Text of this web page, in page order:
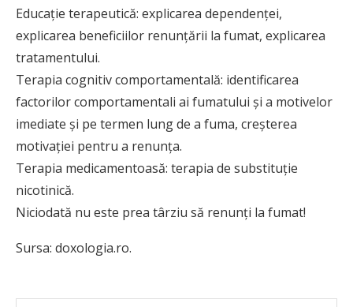
Educație terapeutică: explicarea dependenței,
explicarea beneficiilor renunțării la fumat, explicarea
tratamentului.
Terapia cognitiv comportamentală: identificarea
factorilor comportamentali ai fumatului și a motivelor
imediate și pe termen lung de a fuma, creșterea
motivației pentru a renunța.
Terapia medicamentoasă: terapia de substituție
nicotinică.
Niciodată nu este prea târziu să renunți la fumat!
Sursa: doxologia.ro.